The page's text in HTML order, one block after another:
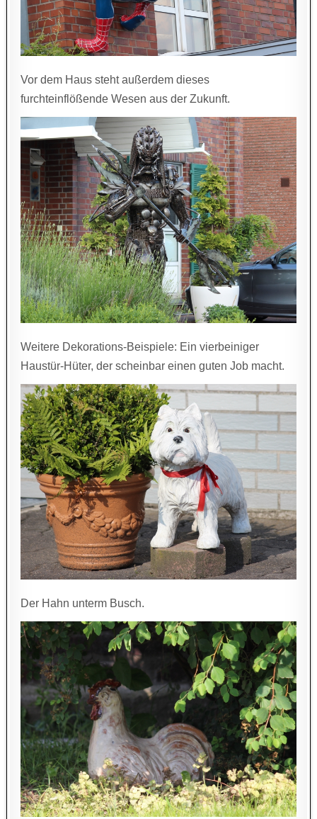
Vor dem Haus steht außerdem dieses
furchteinflößende Wesen aus der Zukunft.
Weitere Dekorations-Beispiele: Ein vierbeiniger
Haustür-Hüter, der scheinbar einen guten Job macht.
Der Hahn unterm Busch.